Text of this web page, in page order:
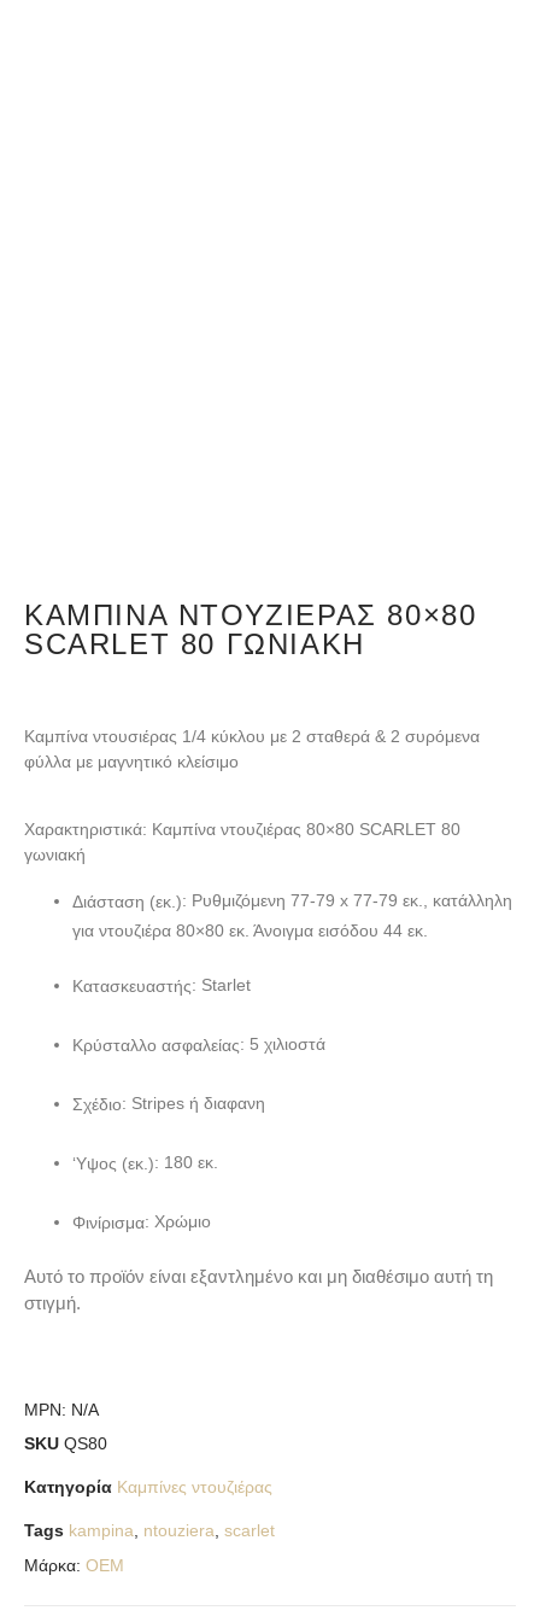
ΚΑΜΠΊΝΑ ΝΤΟΥΖΙΈΡΑΣ 80×80
SCARLET 80 ΓΩΝΙΑΚΉ
Καμπίνα ντουσιέρας 1/4 κύκλου με 2 σταθερά & 2 συρόμενα
φύλλα με μαγνητικό κλείσιμο
Χαρακτηριστικά: Καμπίνα ντουζιέρας 80×80 SCARLET 80
γωνιακή
Διάσταση (εκ.): Ρυθμιζόμενη 77-79 x 77-79 εκ., κατάλληλη
για ντουζιέρα 80×80 εκ. Άνοιγμα εισόδου 44 εκ.
Κατασκευαστής: Starlet
Κρύσταλλο ασφαλείας: 5 χιλιοστά
Σχέδιο: Stripes ή διαφανη
‘Υψος (εκ.): 180 εκ.
Φινίρισμα: Χρώμιο
Αυτό το προϊόν είναι εξαντλημένο και μη διαθέσιμο αυτή τη
στιγμή.
MPN: N/A
SKU QS80
Κατηγορία Καμπίνες ντουζιέρας
Tags kampina ntouziera scarlet
Μάρκα: OEM